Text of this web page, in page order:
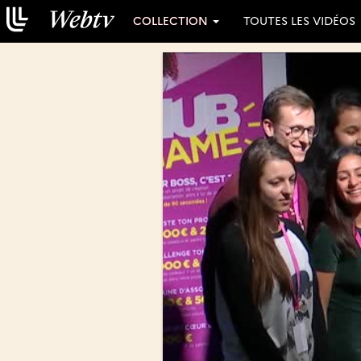
COLLECTION TOUTES LES VIDÉOS